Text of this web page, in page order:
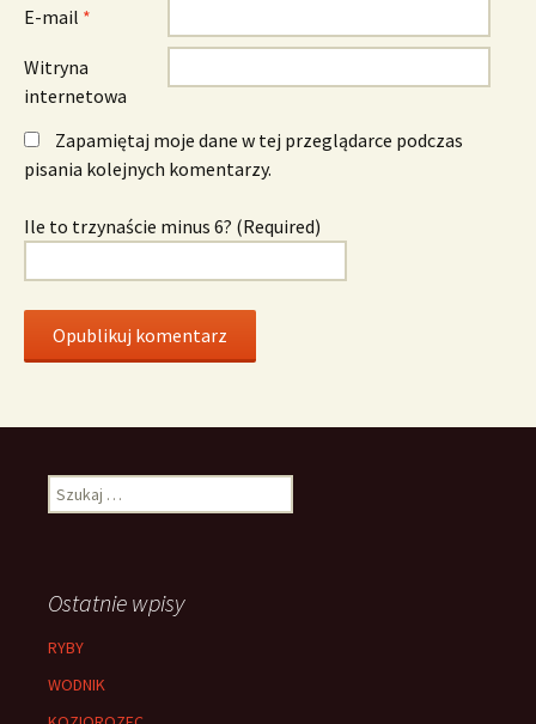
E-mail *
Witryna
internetowa
Zapamiętaj moje dane w tej przeglądarce podczas
pisania kolejnych komentarzy.
Ile to trzynaście minus 6? (Required)
Szukaj:
Ostatnie wpisy
RYBY
WODNIK